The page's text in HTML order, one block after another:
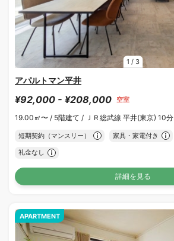
1 / 3
アパルトマン平井
¥92,000 - ¥208,000 空室
19.00㎡〜 / 5階建て / ＪＲ総武線 平井(東京) 10分
短期契約（マンスリー） 家具・家電付き
礼金なし
詳細を見る
APARTMENT